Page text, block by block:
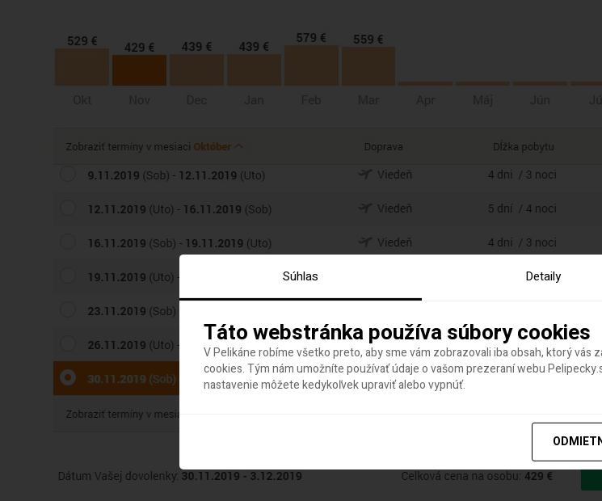
Súhlas Detaily
Táto webstránka používa súbory cookies
V Pelikáne robíme všetko preto, aby sme vám zobrazovali iba obsah, ktorý vás
cookies. Tým nám umožníte používať údaje o vašom prezeraní webu
nastavenie môžete kedykoľvek upraviť alebo vypnúť.